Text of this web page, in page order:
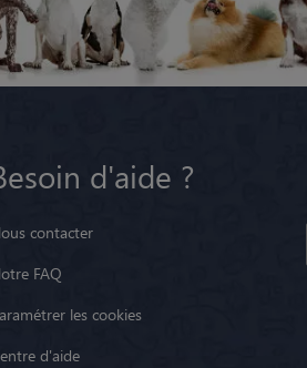
d'aide ?
contacter
FAQ
les cookies
d'aide